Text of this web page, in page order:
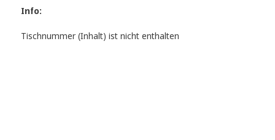
Info:
Tischnummer (Inhalt) ist nicht enthalten